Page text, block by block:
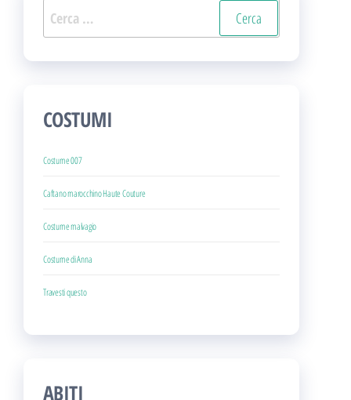
Ricerca
per:
COSTUMI
Costume 007
Caftano marocchino Haute Couture
Costume malvagio
Costume di Anna
Travesti questo
ABITI